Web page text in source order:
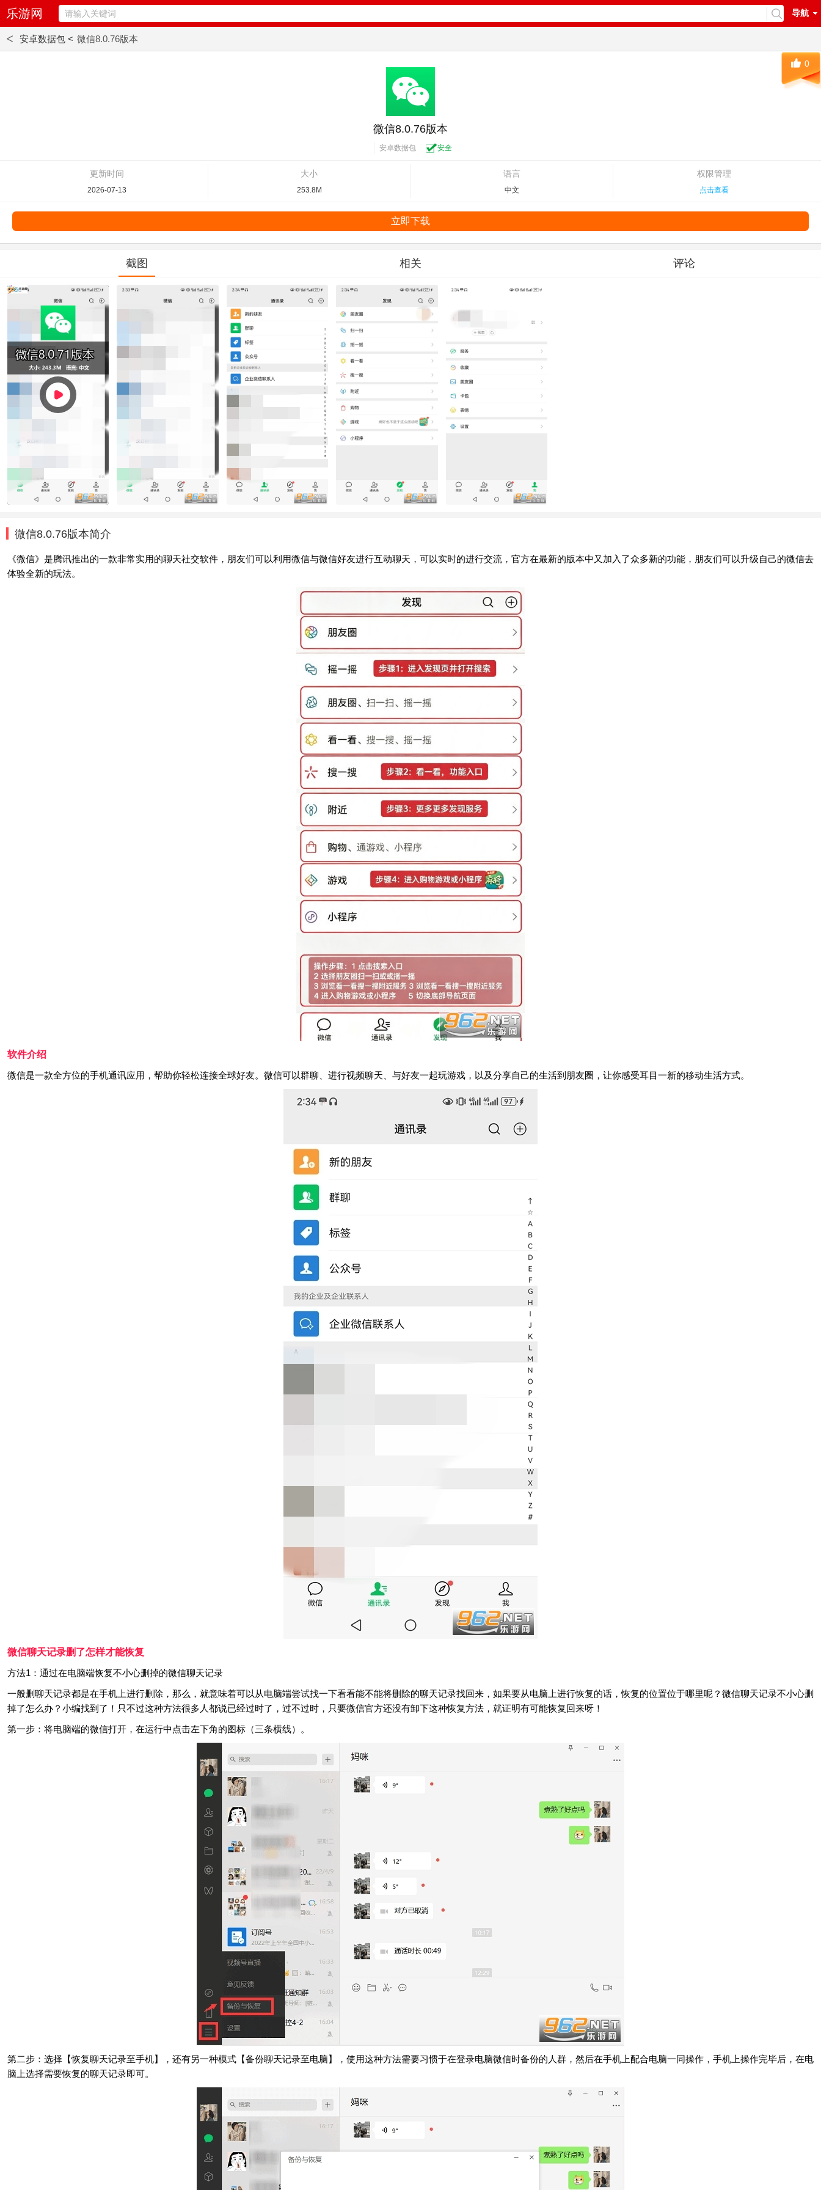
乐游网 导航
< 安卓数据包 < 微信8.0.76版本
微信8.0.76版本
安卓数据包 安全
更新时间
2026-07-13
大小
253.8M
语言
中文
权限管理
点击查看
0
立即下载
截图 相关 评论
微信8.0.76版本简介
《微信》是腾讯推出的一款非常实用的聊天社交软件，朋友们可以利用微信与微信好友进行互动聊天，可以实时的进行交流，官方在最新的版本中又加入了众多新的功能，朋友们可以升级自己的微信去
体验全新的玩法。
软件介绍
微信是一款全方位的手机通讯应用，帮助你轻松连接全球好友。微信可以群聊、进行视频聊天、与好友一起玩游戏，以及分享自己的生活到朋友圈，让你感受耳目一新的移动生活方式。
微信聊天记录删了怎样才能恢复
方法1：通过在电脑端恢复不小心删掉的微信聊天记录
一般删聊天记录都是在手机上进行删除，那么，就意味着可以从电脑端尝试找一下看看能不能将删除的聊天记录找回来，如果要从电脑上进行恢复的话，恢复的位置位于哪里呢？微信聊天记录不小心删
掉了怎么办？小编找到了！只不过这种方法很多人都说已经过时了，过不过时，只要微信官方还没有卸下这种恢复方法，就证明有可能恢复回来呀！
第一步：将电脑端的微信打开，在运行中点击左下角的图标（三条横线）。
第二步：选择【恢复聊天记录至手机】，还有另一种模式【备份聊天记录至电脑】，使用这种方法需要习惯于在登录电脑微信时备份的人群，然后在手机上配合电脑一同操作，手机上操作完毕后，在电
脑上选择需要恢复的聊天记录即可。